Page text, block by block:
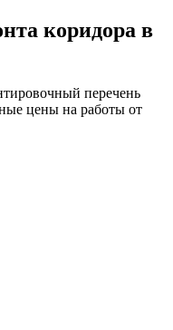
коридора в
перечень
цены на работы от